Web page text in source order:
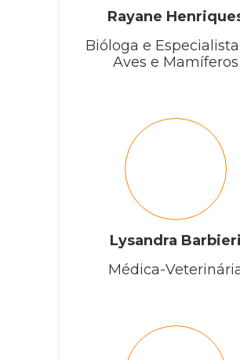
Rayane
Bióloga e
Aves e Mamíferos
Lysandra Barbieri
Médica-